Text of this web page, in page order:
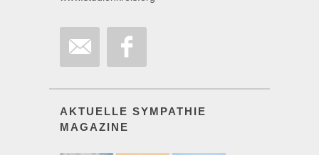
AKTUELLE SYMPATHIE
MAGAZINE